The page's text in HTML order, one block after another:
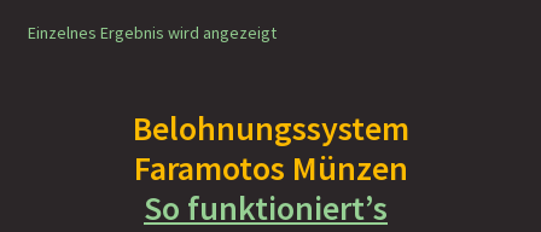
Einzelnes Ergebnis wird angezeigt
Belohnungssystem
Faramotos Münzen
So funktioniert’s